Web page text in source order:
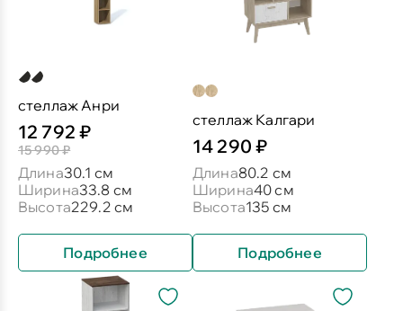
стеллаж Анри
12 792 ₽
15 990 ₽
Длина30.1 см
Ширина33.8 см
Высота229.2 см
Подробнее
стеллаж Калгари
14 290 ₽
Длина80.2 см
Ширина40 см
Высота135 см
Подробнее